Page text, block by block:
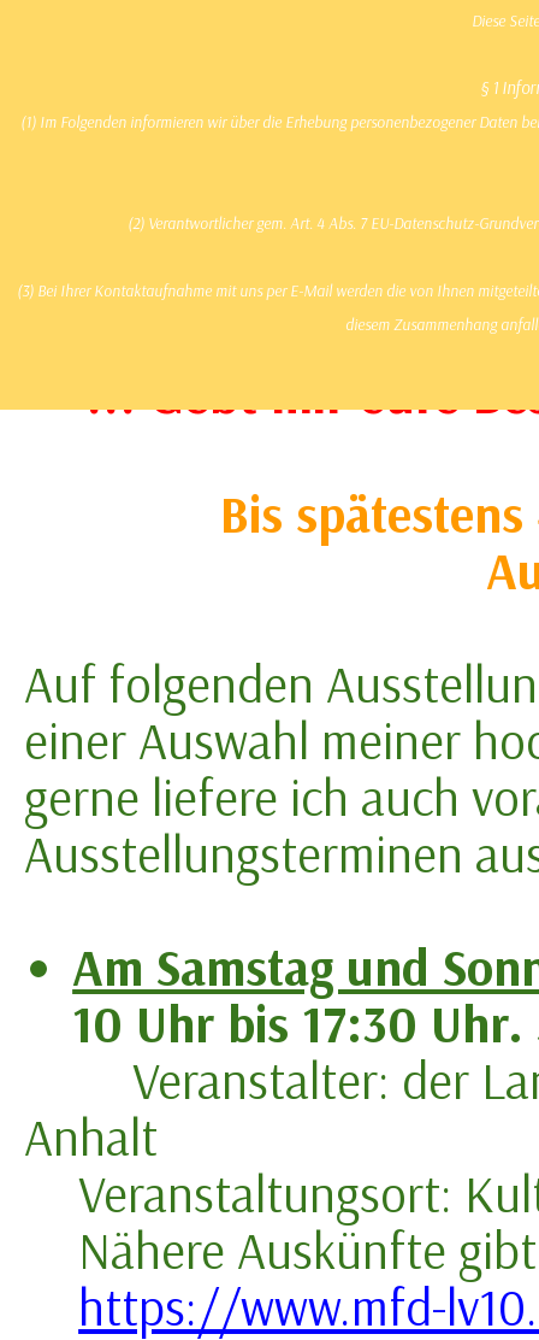
Diese
§ 1
(1) Im Folgenden informieren wir über die Erhebung personenbezogener Daten
(2) Verantwortlicher gem. Art. 4 Abs. 7 EU-Datenschutz-
(3) Bei Ihrer Kontaktaufnahme mit uns per E-Mail werden die von Ihnen
diesem Zusammenhang
Meerschweinchen Ausstellungen 2026
Produkte > Meerschweinchen Ausstellungstermine 2026
!!! Gebt mir eure
Bis
Auf folgenden
einer Auswahl meiner
gerne liefere ich auch
Ausstellungsterminen
Am Samstag und
10 Uhr bis 17:30
Veranstalter: der
Anhalt
Veranstaltungsort:
Nähere Auskünfte
https://www.mfd-